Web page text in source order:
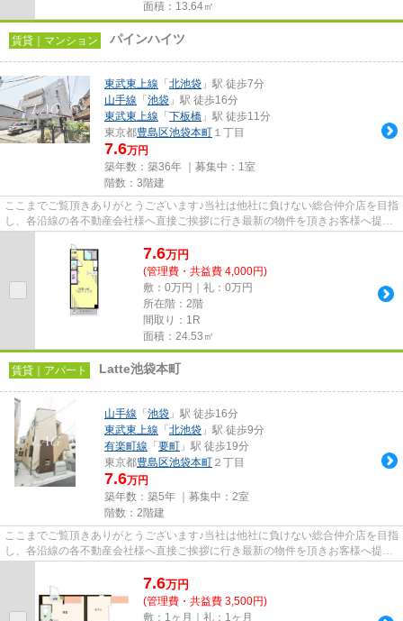
面積：13.64㎡
賃貸｜マンション パインハイツ
東武東上線 「 北池袋 」駅 徒歩7分
山手線 「 池袋 」駅 徒歩16分
東武東上線 「 下板橋 」駅 徒歩11分
東京都豊島区池袋本町 １丁目
7.6万円
築年数：築36年 ｜募集中： 1室
階数：3階建
ここまでご覧頂きありがとうございます♪当社は他社に負けない総合仲介店を目指
し、各沿線の各不動産会社様へ直接ご挨拶に行き最新の物件を頂きお客様へ提供
7.6万円
(管理費・共益費 4,000円)
敷：0万円｜礼：0万円
所在階：2階
間取り：1R
面積：24.53㎡
賃貸｜アパート Latte池袋本町
山手線 「 池袋 」駅 徒歩16分
東武東上線 「 北池袋 」駅 徒歩9分
有楽町線 「 要町 」駅 徒歩19分
東京都豊島区池袋本町 ２丁目
7.6万円
築年数：築5年 ｜募集中： 2室
階数：2階建
ここまでご覧頂きありがとうございます♪当社は他社に負けない総合仲介店を目指
し、各沿線の各不動産会社様へ直接ご挨拶に行き最新の物件を頂きお客様へ提供
7.6万円
(管理費・共益費 3,500円)
敷：1ヶ月｜礼：1ヶ月